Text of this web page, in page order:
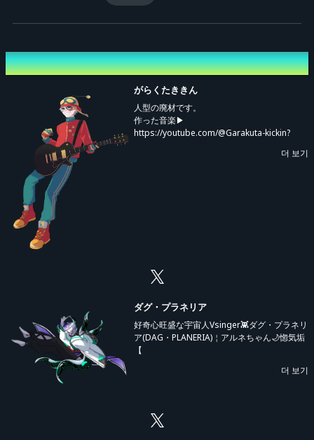
선행 판매 (추첨)
출연자
がらくたききん
人型の廃材です。
作った音楽▶︎
https://youtube.com/@Garakuta-kickin?
BGM、楽曲制作依頼などお問い合わせ ▶︎더 보기
ダグ・プラネリア
好奇心旺盛な宇宙人Vsinger👾ダグ・プラネリ
ア(DAG・PLANERIA)￤アルネちゃん🌙惚気垢
【
】￤セルフ受肉*॰ॱ✍￤LIKE▶︎Music🎤Illust🎨
더 보기